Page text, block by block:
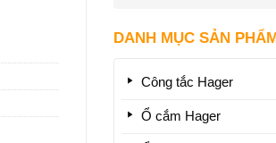
DANH MỤC SẢN
Công tắc Hager
Ổ cắm Hager